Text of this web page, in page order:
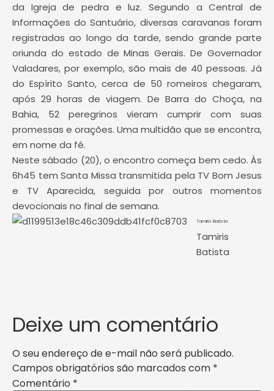
da Igreja de pedra e luz. Segundo a Central de
Informações do Santuário, diversas caravanas foram
registradas ao longo da tarde, sendo grande parte
oriunda do estado de Minas Gerais. De Governador
Valadares, por exemplo, são mais de 40 pessoas. Já
do Espírito Santo, cerca de 50 romeiros chegaram,
após 29 horas de viagem. De Barra do Choça, na
Bahia, 52 peregrinos vieram cumprir com suas
promessas e orações. Uma multidão que se encontra,
em nome da fé.
Neste sábado (20), o encontro começa bem cedo. Às
6h45 tem Santa Missa transmitida pela TV Bom Jesus
e TV Aparecida, seguida por outros momentos
devocionais no final de semana.
Tamiris Batista
Tamiris
Batista
Deixe um comentário
O seu endereço de e-mail não será publicado.
Campos obrigatórios são marcados com *
Comentário *